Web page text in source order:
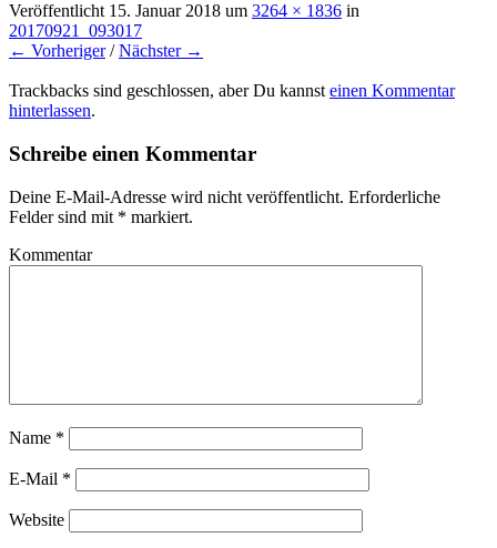
Veröffentlicht 15. Januar 2018 um 3264 × 1836 in
20170921_093017
← Vorheriger/Nächster →
Trackbacks sind geschlossen, aber Du kannst einen Kommentar
hinterlassen.
Schreibe einen Kommentar
Deine E-Mail-Adresse wird nicht veröffentlicht. Erforderliche
Felder sind mit * markiert.
Kommentar
Name *
E-Mail *
Website